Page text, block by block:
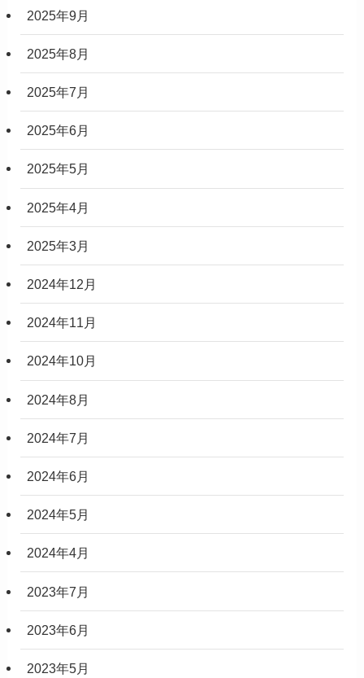
2025年9月
2025年8月
2025年7月
2025年6月
2025年5月
2025年4月
2025年3月
2024年12月
2024年11月
2024年10月
2024年8月
2024年7月
2024年6月
2024年5月
2024年4月
2023年7月
2023年6月
2023年5月